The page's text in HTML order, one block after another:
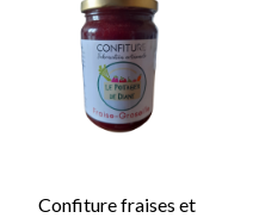
Confiture fraises et